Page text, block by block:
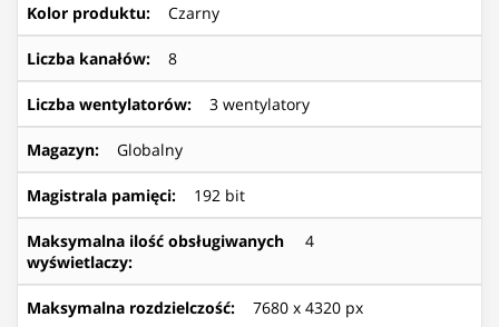
Kolor produktu: Czarny
Liczba kanałów: 8
Liczba wentylatorów: 3 wentylatory
Magazyn: Globalny
Magistrala pamięci: 192 bit
Maksymalna ilość obsługiwanych
wyświetlaczy:
4
Maksymalna rozdzielczość: 7680 x 4320 px